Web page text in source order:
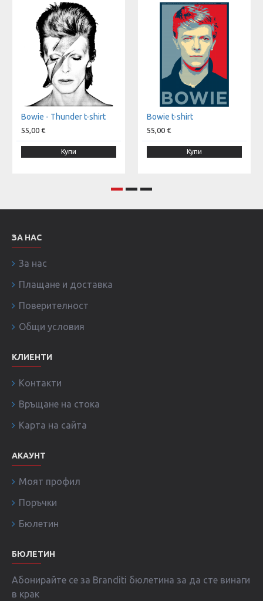
Bowie - Thunder t-shirt
55,00 €
Купи
Bowie t-shirt
55,00 €
Купи
ЗА НАС
За нас
Плащане и доставка
Поверителност
Общи условия
КЛИЕНТИ
Контакти
Връщане на стока
Карта на сайта
АКАУНТ
Моят профил
Поръчки
Бюлетин
БЮЛЕТИН
Абонирайте се за Branditi бюлетина за да сте винаги
в крак